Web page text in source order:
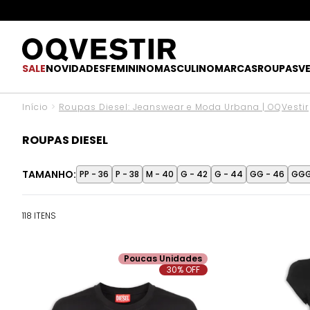
O
SALENOVIDADESFEMININOMASCULINOMARCASROUPAS
Início > Roupas Diesel: Jeanswear e Moda Urbana | OQVestir
ROUPAS DIESEL
TAMANHO: PP - 36 P - 38 M - 40 G - 42 G - 44 GG - 46
118 ITENS
Poucas Unidades
30% OFF